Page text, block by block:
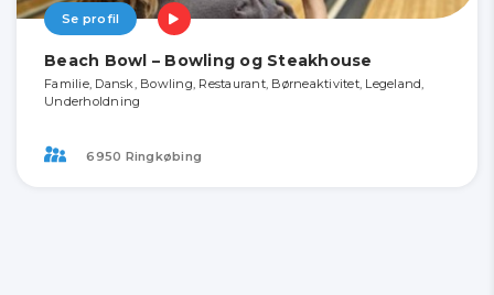
Se profil
Beach Bowl – Bowling og Steakhouse
Familie, Dansk, Bowling, Restaurant, Børneaktivitet, Legeland,
Underholdning
6950 Ringkøbing